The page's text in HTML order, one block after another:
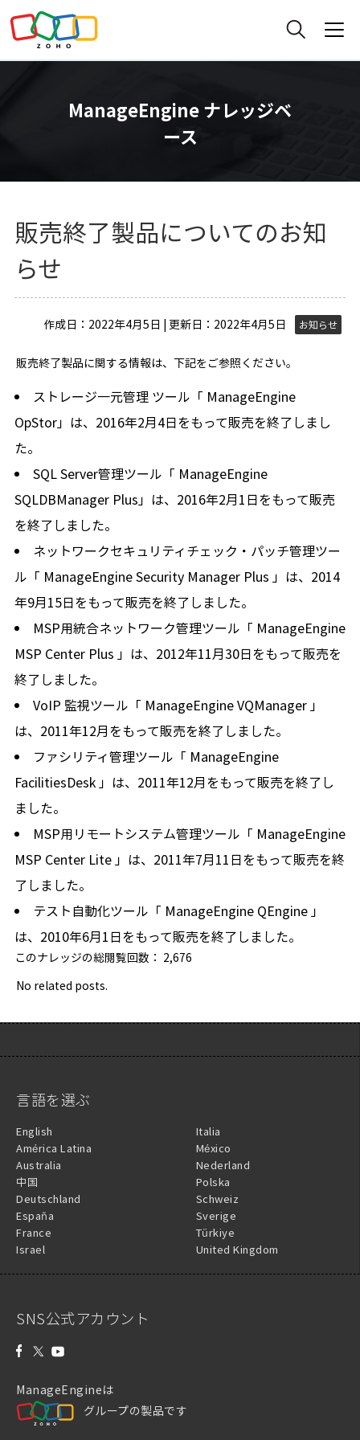
ManageEngine ナレッジベ
ース
販売終了製品についてのお知
らせ
作成日：2022年4月5日 | 更新日：2022年4月5日 お知らせ
販売終了製品に関する情報は、下記をご参照ください。
ストレージ一元管理 ツール「 ManageEngine
OpStor」は、2016年2月4日をもって販売を終了しまし
た。
SQL Server管理ツール「 ManageEngine
SQLDBManager Plus」は、2016年2月1日をもって販売
を終了しました。
ネットワークセキュリティチェック・パッチ管理ツー
ル「 ManageEngine Security Manager Plus 」は、2014
年9月15日をもって販売を終了しました。
MSP用統合ネットワーク管理ツール「 ManageEngine
MSP Center Plus 」は、2012年11月30日をもって販売を
終了しました。
VoIP 監視ツール「 ManageEngine VQManager 」
は、2011年12月をもって販売を終了しました。
ファシリティ管理ツール「 ManageEngine
FacilitiesDesk 」は、2011年12月をもって販売を終了し
ました。
MSP用リモートシステム管理ツール「 ManageEngine
MSP Center Lite 」は、2011年7月11日をもって販売を終
了しました。
テスト自動化ツール「 ManageEngine QEngine 」
は、2010年6月1日をもって販売を終了しました。
このナレッジの総閲覧回数： 2,676
No related posts.
言語を選ぶ
English
América Latina
Australia
中国
Deutschland
España
France
Israel
Italia
México
Nederland
Polska
Schweiz
Sverige
Türkiye
United Kingdom
SNS公式アカウント
ManageEngineは
グループの製品です